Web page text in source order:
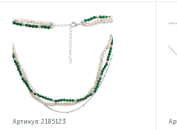
Артикул: 2185123